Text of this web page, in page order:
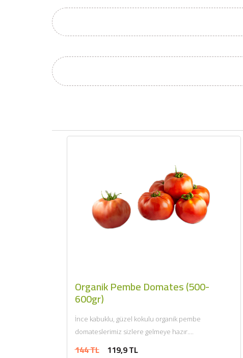
Organik Pembe Domates (500-
600gr)
İnce kabuklu, güzel kokulu organik pembe
domateslerimiz sizlere gelmeye hazır....
144 TL 119,9 TL